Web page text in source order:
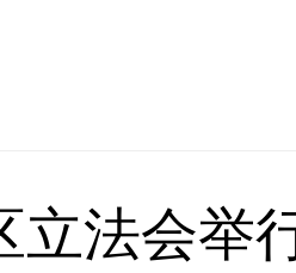
立法会举